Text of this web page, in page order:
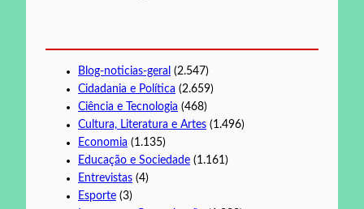
Blog-noticias-geral (2.547)
Cidadania e Política (2.659)
Ciência e Tecnologia (468)
Cultura, Literatura e Artes (1.496)
Economia (1.135)
Educação e Sociedade (1.161)
Entrevistas (4)
Esporte (3)